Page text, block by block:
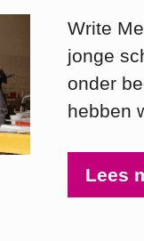
Write
jonge
onder
hebben
Lees